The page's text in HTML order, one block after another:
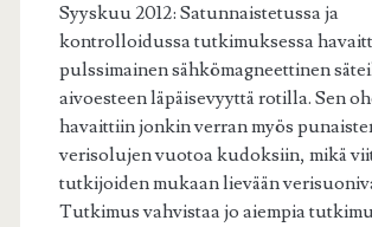
Syyskuu 2012: Satunnaistetussa ja
kontrolloidussa tutkimuksessa
pulssimainen sähkömagneettinen
aivoesteen läpäisevyyttä rotilla. Sen
havaittiin jonkin verran myös
verisolujen vuotoa kudoksiin, mikä
tutkijoiden mukaan lievään
Tutkimus vahvistaa jo aiempia